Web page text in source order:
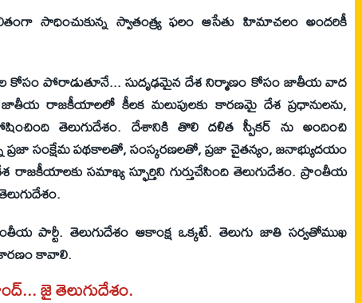
సాధించుకున్న స్వాతంత్య్ర ఫలం ఆసేతు హిమాచలం అందరికీ
కోసం పోరాడుతూనే... సుదృఢమైన దేశ నిర్మాణం కోసం జాతీయ వాద
జాతీయ రాజకీయాలలో కీలక మలుపులకు కారణమై దేశ ప్రధానులను,
తెలుగుదేశం. దేశానికి తొలి దళిత స్పీకర్ ను అందించి
సంక్షేమ పథకాలతో, సంస్కరణలతో, ప్రజా చైతన్యం, జనాభ్యుదయం
సమాఖ్య స్ఫూర్తిని గుర్తుచేసింది తెలుగుదేశం. ప్రాంతీయ
పార్టీ. తెలుగుదేశం ఆకాంక్ష ఒక్కటే. తెలుగు జాతి సర్వతోముఖ
కావాలి.
జై తెలుగుదేశం.